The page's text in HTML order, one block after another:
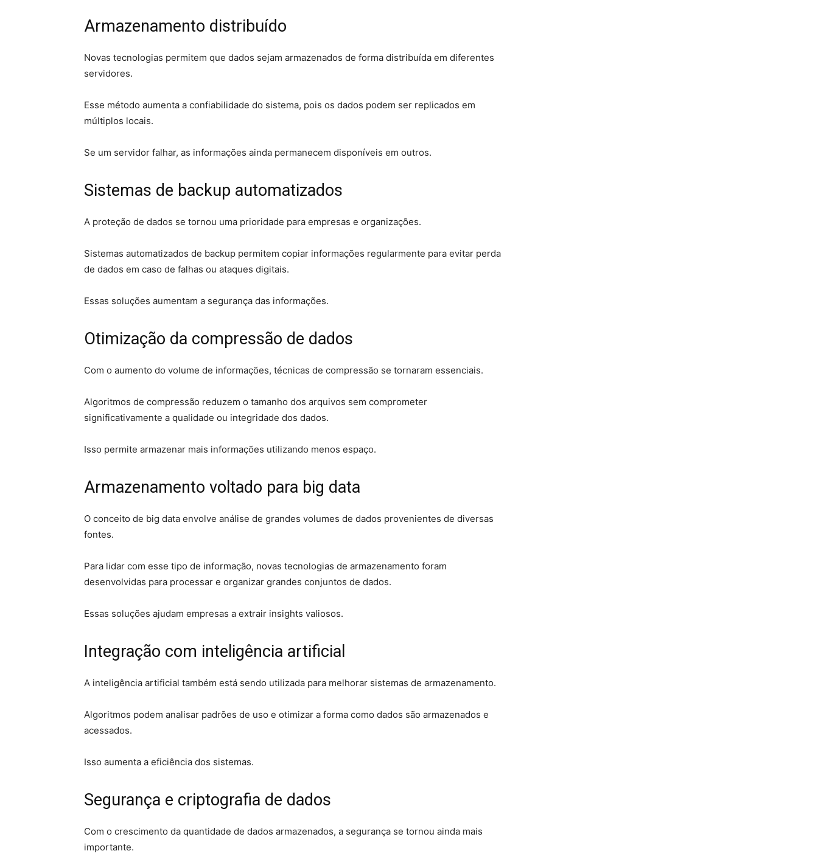
Armazenamento distribuído
Novas tecnologias permitem que dados sejam armazenados de forma distribuída em diferentes
servidores.
Esse método aumenta a confiabilidade do sistema, pois os dados podem ser replicados em
múltiplos locais.
Se um servidor falhar, as informações ainda permanecem disponíveis em outros.
Sistemas de backup automatizados
A proteção de dados se tornou uma prioridade para empresas e organizações.
Sistemas automatizados de backup permitem copiar informações regularmente para evitar perda
de dados em caso de falhas ou ataques digitais.
Essas soluções aumentam a segurança das informações.
Otimização da compressão de dados
Com o aumento do volume de informações, técnicas de compressão se tornaram essenciais.
Algoritmos de compressão reduzem o tamanho dos arquivos sem comprometer
significativamente a qualidade ou integridade dos dados.
Isso permite armazenar mais informações utilizando menos espaço.
Armazenamento voltado para big data
O conceito de big data envolve análise de grandes volumes de dados provenientes de diversas
fontes.
Para lidar com esse tipo de informação, novas tecnologias de armazenamento foram
desenvolvidas para processar e organizar grandes conjuntos de dados.
Essas soluções ajudam empresas a extrair insights valiosos.
Integração com inteligência artificial
A inteligência artificial também está sendo utilizada para melhorar sistemas de armazenamento.
Algoritmos podem analisar padrões de uso e otimizar a forma como dados são armazenados e
acessados.
Isso aumenta a eficiência dos sistemas.
Segurança e criptografia de dados
Com o crescimento da quantidade de dados armazenados, a segurança se tornou ainda mais
importante.